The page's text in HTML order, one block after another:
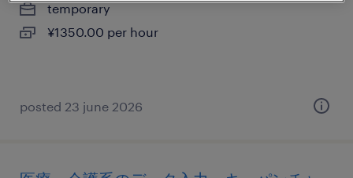
temporary
¥1350.00 per hour
posted 23 june 2026